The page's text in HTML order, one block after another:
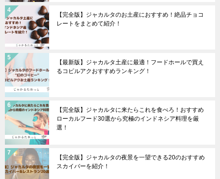
【完全版】ジャカルタのお土産におすすめ！絶品チョコ
レートをまとめて紹介！
【最新版】ジャカルタ土産に最適！フードホールで買え
るコピルアクおすすめランキング！
【完全版】ジャカルタに来たらこれを食べろ！おすすめ
ローカルフード30選から究極のインドネシア料理を厳
選！
【完全版】ジャカルタの夜景を一望できる20のおすすめ
スカイバーを紹介！